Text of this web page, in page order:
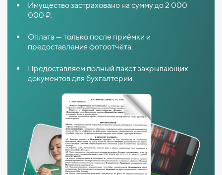
Имущество застраховано на сумму до 2 000
000 ₽.
Оплата — только после приёмки и
предоставления фотоотчёта.
Предоставляем полный пакет закрывающих
документов для бухгалтерии.